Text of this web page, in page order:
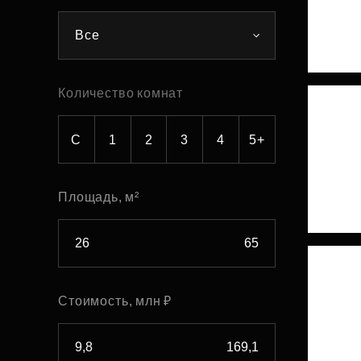
Все
Количество комнат
С 1 2 3 4 5+
Площадь, м²
Стоимость, млн ₽